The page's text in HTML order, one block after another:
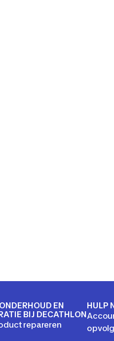
ONDERHOUD EN
BIJ DECATHLON
repareren
HULP